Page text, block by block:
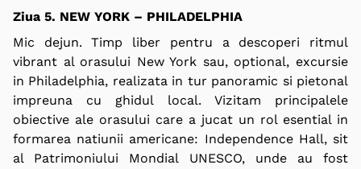
Ziua 5. NEW YORK – PHILADELPHIA
Mic dejun. Timp liber pentru a descoperi ritmul
vibrant al orasului New York sau,optional, excursie
in Philadelphia, realizata in tur panoramic si pietonal
impreuna cu ghidul local. Vizitam principalele
obiective ale orasului care a jucat un rol esential in
formarea natiunii americane: Independence Hall, sit
al Patrimoniului Mondial UNESCO, unde au fost